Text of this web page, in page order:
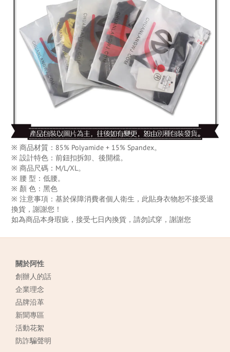
※ 商品材質：85% Polyamide + 15% Spandex。
※ 設計特色：前鈕扣拆卸、後開檔。
※ 商品尺碼：M/L/XL。
※ 腰 型：低腰。
※ 顏 色：黑色
※ 注意事項：基於保障消費者個人衛生，此貼身衣物恕不接受退
換貨，謝謝您！
如為商品本身瑕疵，接受七日內換貨，請勿試穿，謝謝您
關於阿性
創辦人的話
企業理念
品牌沿革
新聞專區
活動花絮
防詐騙聲明